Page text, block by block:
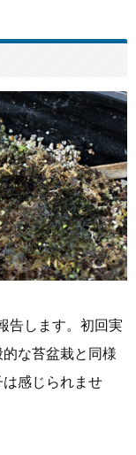
告します。初回実
な苔盆栽と同様
感じられませ